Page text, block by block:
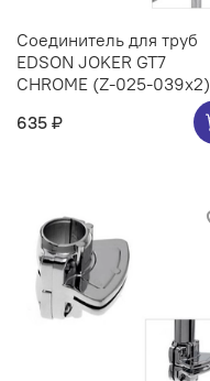
Соединитель для труб
EDSON JOKER GT7
CHROME (Z-025-039х2)
635 ₽